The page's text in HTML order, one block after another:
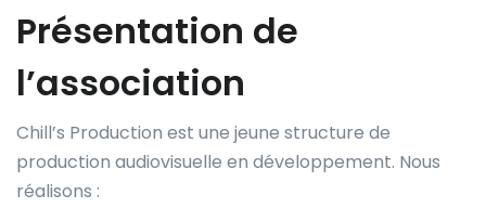
Présentation de
l’association
Chill’s Production est une jeune structure de
production audiovisuelle en développement. Nous
réalisons :